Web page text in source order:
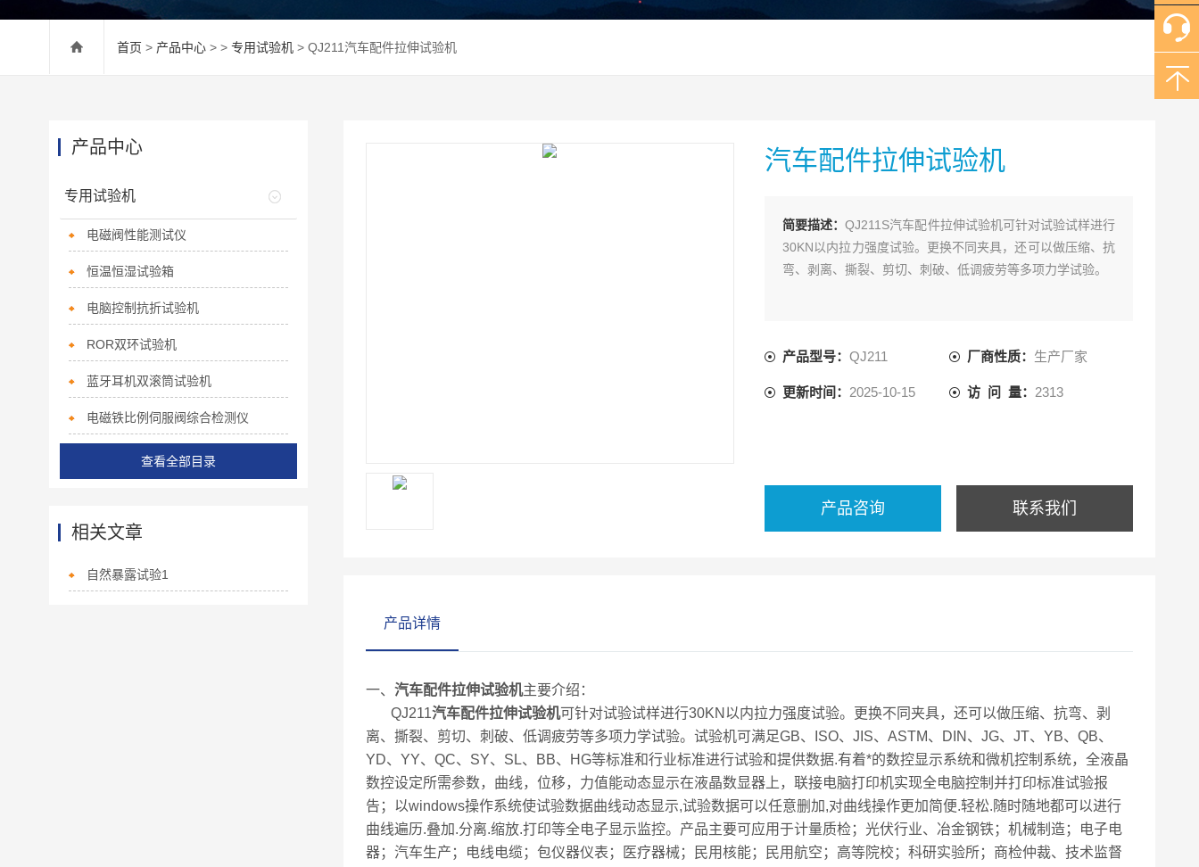
首页 > 产品中心 > > 专用试验机 > QJ211汽车配件拉伸试验机
汽车配件拉伸试验机
简要描述：QJ211S汽车配件拉伸试验机可针对试验试样进行
30KN以内拉力强度试验。更换不同夹具，还可以做压缩、抗
弯、剥离、撕裂、剪切、刺破、低调疲劳等多项力学试验。
产品型号：QJ211 厂商性质： 生产厂家
更新时间： 2025-10-15 访 问 量： 2313
产品咨询 联系我们
产品详情
一、 汽车配件拉伸试验机主要介绍：
QJ211汽车配件拉伸试验机可针对试验试样进行30KN以内拉力强度试验。更换不同夹具，还可以做压缩、抗弯、剥
离、撕裂、剪切、刺破、低调疲劳等多项力学试验。试验机可满足GB、ISO、JIS、ASTM、DIN、JG、JT、YB、QB、
YD、YY、QC、SY、SL、BB、HG等标准和行业标准进行试验和提供数据.有着*的数控显示系统和微机控制系统，全液晶
数控设定所需参数，曲线，位移，力值能动态显示在液晶数显器上，联接电脑打印机实现全电脑控制并打印标准试验报
告；以windows操作系统使试验数据曲线动态显示,试验数据可以任意删加,对曲线操作更加简便.轻松.随时随地都可以进行
曲线遍历.叠加.分离.缩放.打印等全电子显示监控。产品主要可应用于计量质检；光伏行业、冶金钢铁；机械制造；电子电
器；汽车生产；电线电缆；包仪器仪表；医疗器械；民用核能；民用航空；高等院校；科研实验所；商检仲裁、技术监督
产品中心
专用试验机
电磁阀性能测试仪
恒温恒湿试验箱
电脑控制抗折试验机
ROR双环试验机
蓝牙耳机双滚筒试验机
电磁铁比例伺服阀综合检测仪
查看全部目录
相关文章
自然暴露试验1